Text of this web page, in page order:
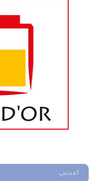
أعجبني